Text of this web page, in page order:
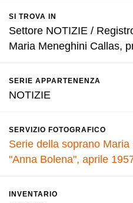
SI TROVA IN
Settore NOTIZIE /
Maria Meneghini Callas,
SERIE APPARTENENZA
NOTIZIE
SERVIZIO FOTOGRAFICO
Serie della soprano
"Anna Bolena", aprile
INVENTARIO